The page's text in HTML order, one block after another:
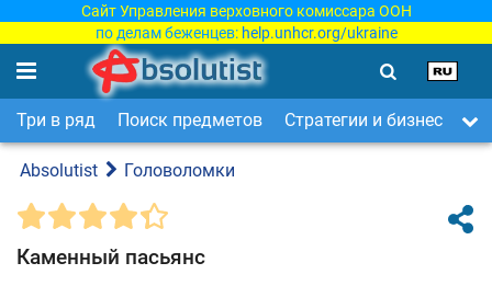
Сайт Управления верховного комиссара ООН
по делам беженцев: help.unhcr.org/ukraine
Три в ряд Поиск предметов Стратегии и бизнес
Absolutist Головоломки
Каменный пасьянс